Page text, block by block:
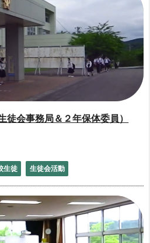
徒会事務局＆２年保体委員）
生徒 生徒会活動